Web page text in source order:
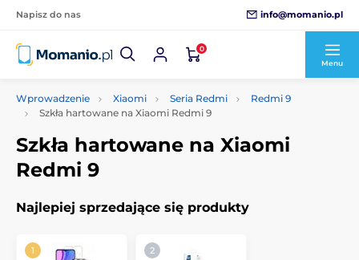
Napisz do nas info@momanio.pl
0
Menu
Wprowadzenie Xiaomi Seria Redmi
Redmi 9
Szkła hartowane na Xiaomi Redmi 9
Szkła hartowane na Xiaomi
Redmi 9
Najlepiej sprzedające się produkty